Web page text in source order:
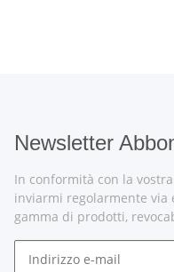
Newsletter
In conformità con la vostra
inviarmi regolarmente via
gamma di prodotti,